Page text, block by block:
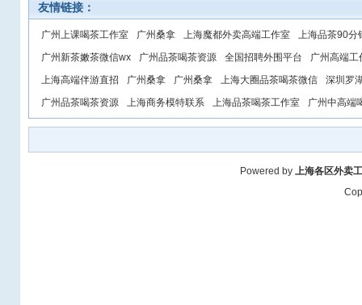
友情链接：
广州上课喝茶工作室 广州桑拿 上海魔都外卖高端工作室
上海品茶90分
广州新茶嫩茶微信wx
广州品茶喝茶资源 全国招聘外围平台
广州高端工
上海高端伴游直招
广州桑拿 广州桑拿 上海大圈品茶喝茶微信
深圳罗
广州品茶喝茶资源
上海商务模特联系 上海品茶喝茶工作室 广州中高端
Powered by 上海各区外卖